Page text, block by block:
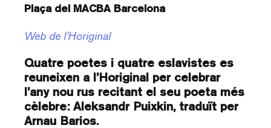
Plaça del MACBA Barcelona
Web de l'Horiginal
Quatre poetes i quatre eslavistes es
reuneixen a l’Horiginal per celebrar
l’any nou rus recitant el seu poeta més
cèlebre: Aleksandr Puixkin, traduït per
Arnau Barios.